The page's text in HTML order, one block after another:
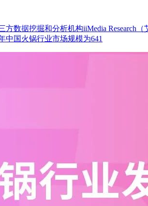
据挖掘和分析机构iiMedia Research
中国火锅行业市场规模为641